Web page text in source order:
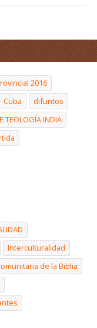
2016
Cuba
difuntos
TEOLOGÍA INDIA
Interculturalidad
de la Biblia